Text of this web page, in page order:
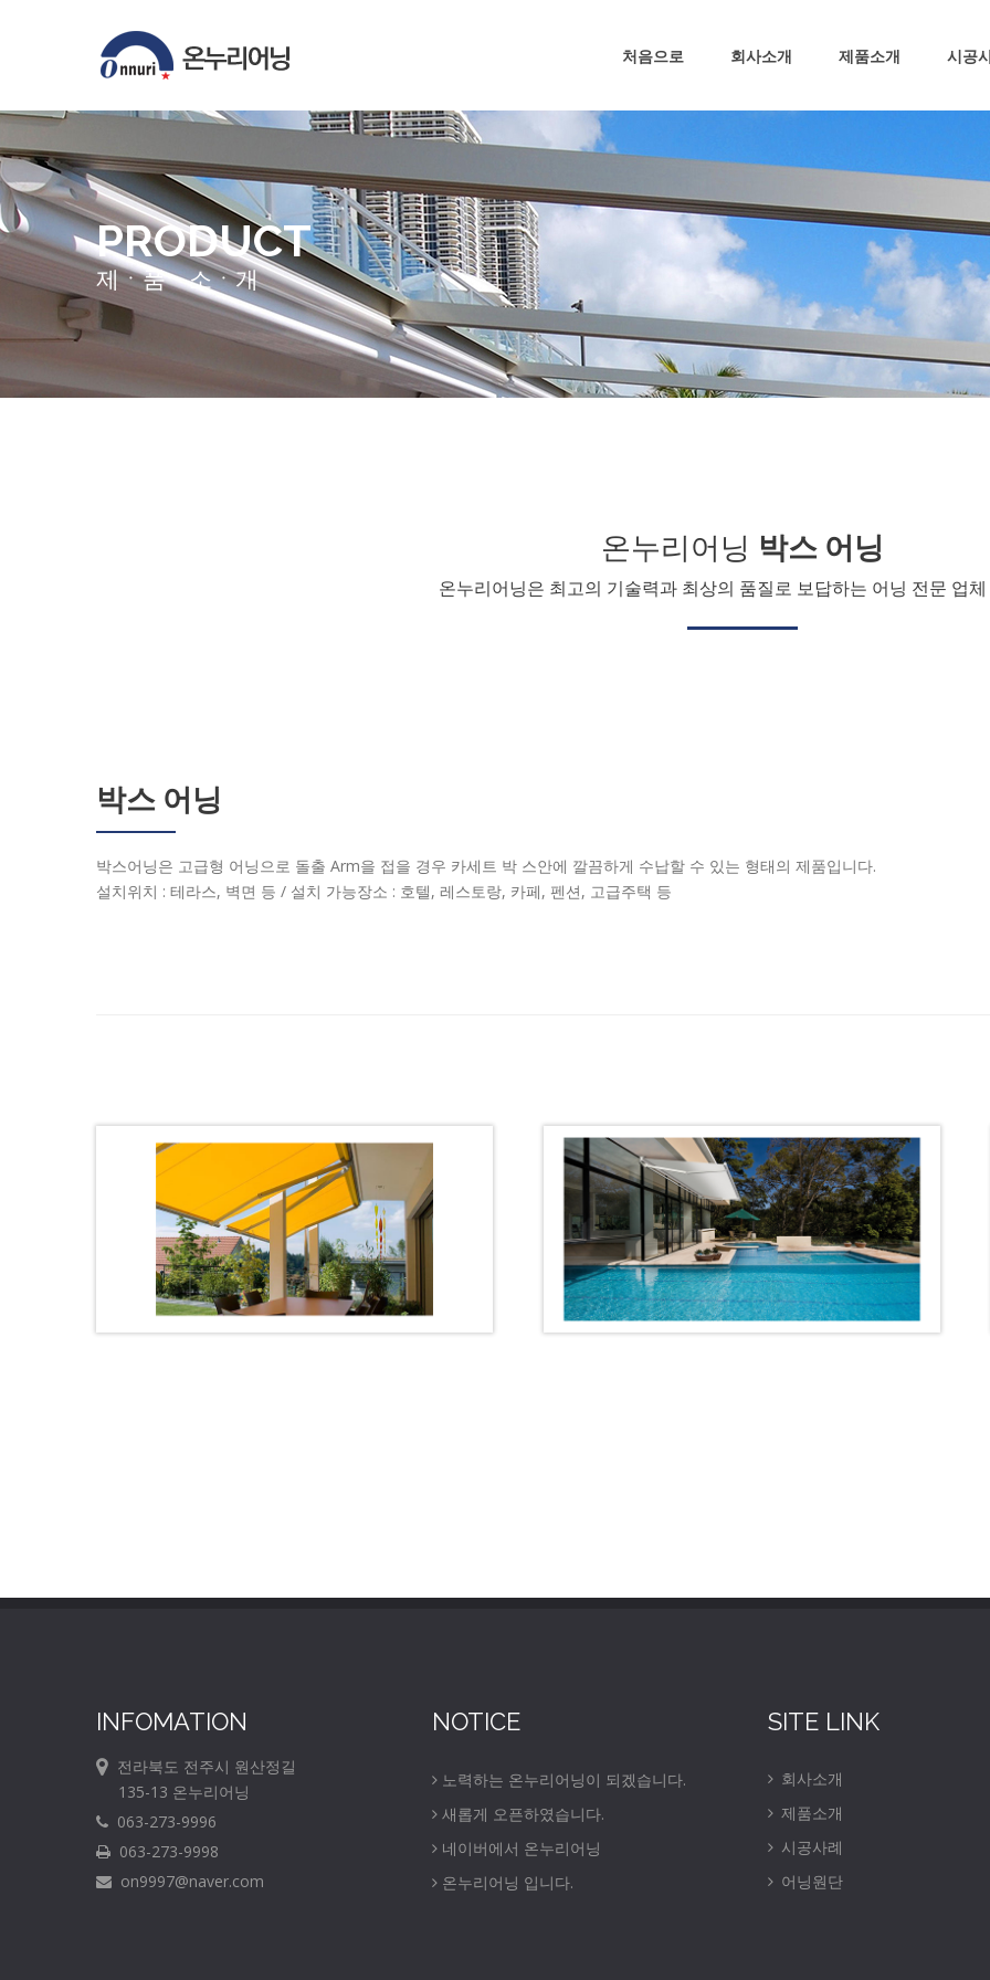
처음으로 회사소개 제품소개 시공
PRODUCT
제ㆍ품ㆍ소ㆍ개
온누리어닝 박스 어닝
온누리어닝은 최고의 기술력과 최상의 품질로 보답하는 어닝 전문 업체
박스 어닝
박스어닝은 고급형 어닝으로 돌출 Arm을 접을 경우 카세트 박 스안에 깔끔하게 수납할 수 있는 형태의 제품입니다.
설치위치 : 테라스, 벽면 등 / 설치 가능장소 : 호텔, 레스토랑, 카페, 펜션, 고급주택 등
INFOMATION
전라북도 전주시 원산정길
135-13 온누리어닝
063-273-9996
063-273-9998
on9997@naver.com
NOTICE
노력하는 온누리어닝이 되겠습니다.
새롭게 오픈하였습니다.
네이버에서 온누리어닝
온누리어닝 입니다.
SITE LINK
회사소개
제품소개
시공사례
어닝원단